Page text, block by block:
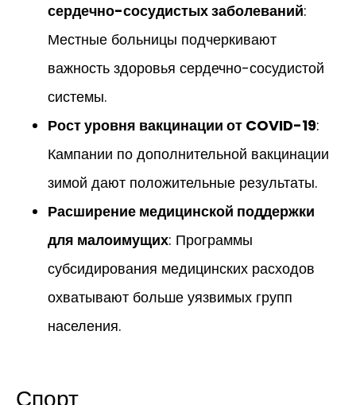
сердечно-сосудистых заболеваний:
Местные больницы подчеркивают
важность здоровья сердечно-сосудистой
системы.
Рост уровня вакцинации от COVID-19:
Кампании по дополнительной вакцинации
зимой дают положительные результаты.
Расширение медицинской поддержки
для малоимущих: Программы
субсидирования медицинских расходов
охватывают больше уязвимых групп
населения.